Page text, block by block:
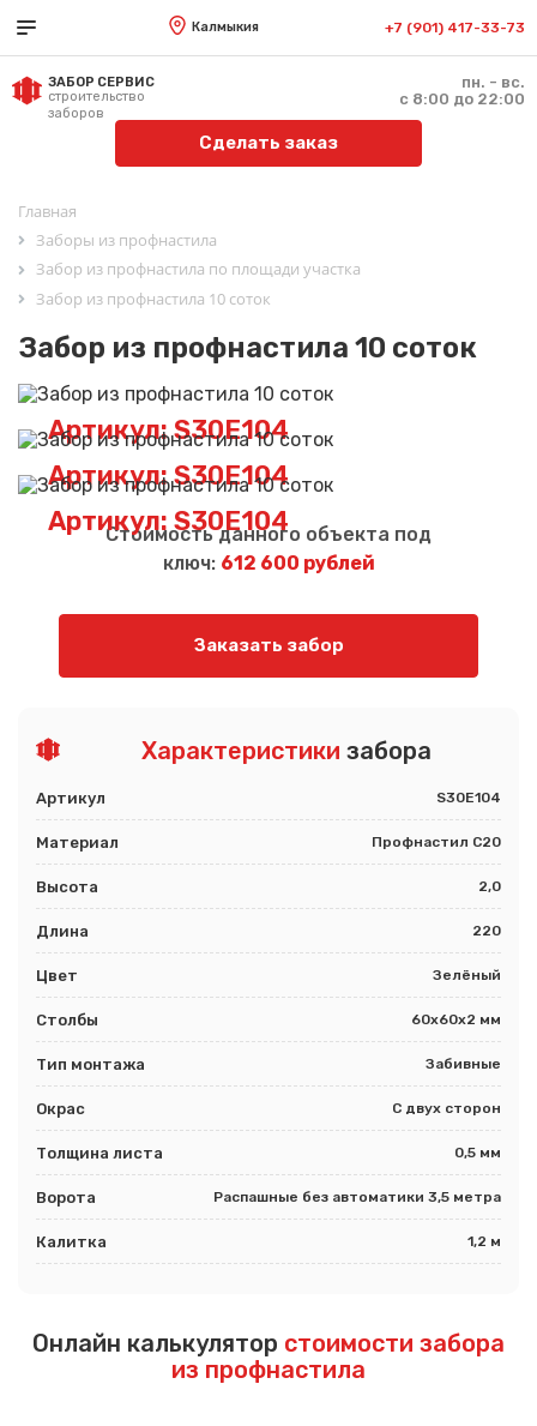
Калмыкия +7 (901) 417-33-73
ЗАБОР СЕРВИС
строительство
заборов
пн. - вс.
с 8:00 до 22:00
Сделать заказ
Главная
Заборы из профнастила
Забор из профнастила по площади участка
Забор из профнастила 10 соток
Забор из профнастила 10 соток
Артикул: S30E104
Артикул: S30E104
Артикул: S30E104
Стоимость данного объекта под
ключ: 612 600 рублей
Заказать забор
Характеристики забора
Артикул S30E104
Материал Профнастил С20
Высота 2,0
Длина 220
Цвет Зелёный
Столбы 60х60х2 мм
Тип монтажа Забивные
Окрас С двух сторон
Толщина листа 0,5 мм
Ворота Распашные без автоматики 3,5 метра
Калитка 1,2 м
Онлайн калькулятор стоимости забора
из профнастила